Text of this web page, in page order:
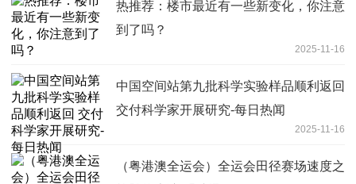
热推荐：楼市最近有一些新变化，你注意
到了吗？
2025-11-16
中国空间站第九批科学实验样品顺利返回
交付科学家开展研究-每日热闻
2025-11-16
（粤港澳全运会）全运会田径赛场速度之